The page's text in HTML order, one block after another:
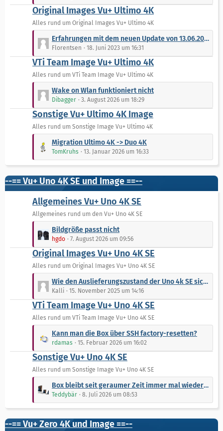
ä
g
e
t
z
t
e
i
t
r
e
Original Images Vu+ Ultimo 4K
Alles rund um Original Images Vu+ Ultimo 4K
t
z
t
e
i
t
r
e
Erfahrungen mit dem neuen Update von 13.06.2023???
Florentsen 18. Juni 2023 um 16:31
VTi Team Image Vu+ Ultimo 4K
Alles rund um VTi Team Image Vu+ Ultimo 4K
t
z
t
e
i
t
r
ä
g
e
Wake on Wlan funktioniert nicht
Dibagger 3. August 2026 um 18:29
Sonstige Vu+ Ultimo 4K Image
Alles rund um Sonstige Image Vu+ Ultimo 4K
t
z
t
B
e
i
ä
g
e
Migration Ultimo 4K -> Duo 4K
TomKruhs 13. Januar 2026 um 16:33
--== Vu+ Uno 4K SE und Image ==--
Allgemeines Vu+ Uno 4K SE
Allgemeines rund um den Vu+ Uno 4K SE
t
z
t
e
i
t
r
e
Bildgröße passt nicht
hgdo 7. August 2026 um 09:56
Original Images Vu+ Uno 4K SE
Alles rund um Original Images Vu+ Uno 4K SE
t
z
t
e
i
t
r
e
Wie den Auslieferungszustand der Uno 4k SE sichern?
Kalli 15. November 2025 um 14:16
VTi Team Image Vu+ Uno 4K SE
Alles rund um VTi Team Image Vu+ Uno 4K SE
t
z
t
e
i
t
r
Kann man die Box über SSH factory-resetten?
rdamas 15. Februar 2026 um 16:02
Sonstige Vu+ Uno 4K SE
Alles rund um Sonstige Image Vu+ Uno 4K SE
t
z
t
Box bleibt seit geraumer Zeit immer mal wieder hängen
Teddybär 8. Juli 2026 um 08:53
--== Vu+ Zero 4K und Image ==--